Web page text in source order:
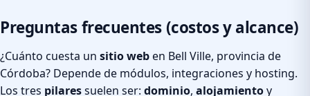
Preguntas frecuentes (costos y alcance)
¿Cuánto cuesta un sitio weben Bell Ville, provincia de
Córdoba? Depende de módulos, integraciones y hosting.
Los tres pilaressuelen ser: dominio, alojamientoy